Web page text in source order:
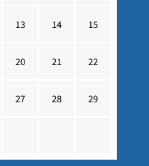
13 14 15
20 21 22
27 28 29